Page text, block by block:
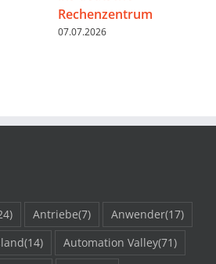
Rechenzentrum
07.07.2026
Antriebe(7) Anwender(17)
(14) Automation Valley(71)